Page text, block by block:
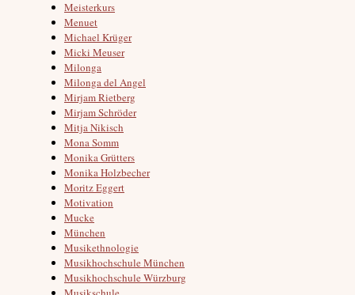
Meisterkurs
Menuet
Michael Krüger
Micki Meuser
Milonga
Milonga del Angel
Mirjam Rietberg
Mirjam Schröder
Mitja Nikisch
Mona Somm
Monika Grütters
Monika Holzbecher
Moritz Eggert
Motivation
Mucke
München
Musikethnologie
Musikhochschule München
Musikhochschule Würzburg